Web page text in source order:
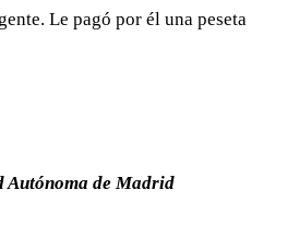
Le pagó por él una peseta
Autónoma de Madrid